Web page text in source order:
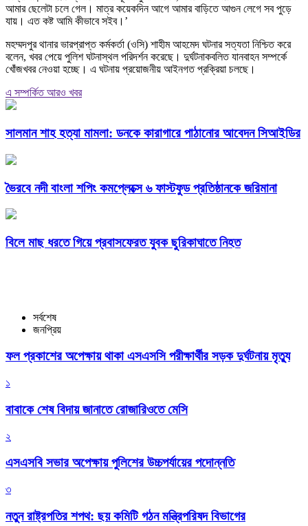
আমার ছেলেটা চলে গেল। মাত্র কয়েকদিন আগে আমার বাড়িতে আগুন লেগে সব পুড়ে
যায়। এত কষ্ট আমি কীভাবে সইব।’
মহম্মদপুর থানার ভারপ্রাপ্ত কর্মকর্তা (ওসি) শাহীম আহমেদ ঘটনার সত্যতা নিশ্চিত করে
বলেন, খবর পেয়ে পুলিশ ঘটনাস্থল পরিদর্শন করেছে। দুর্ঘটনাকবলিত যানবাহন সম্পর্কে
খোঁজখবর নেওয়া হচ্ছে। এ ঘটনায় প্রয়োজনীয় আইনগত প্রক্রিয়া চলছে।
এ সম্পর্কিত আরও খবর
সালমান শাহ হত্যা মামলা: ডনকে কারাগারে পাঠানোর আবেদন সিআইডির
ভৈরবে নদী বাংলা শপিং কমপ্লেক্সে ৬ ফাস্টফুড প্রতিষ্ঠানকে জরিমানা
বিলে মাছ ধরতে গিয়ে প্রবাসফেরত যুবক ছুরিকাঘাতে নিহত
সর্বশেষ
জনপ্রিয়
ফল প্রকাশের অপেক্ষায় থাকা এসএসসি পরীক্ষার্থীর সড়ক দুর্ঘটনায় মৃত্যু
১
বাবাকে শেষ বিদায় জানাতে রোজারিওতে মেসি
২
এসএসবি সভার অপেক্ষায় পুলিশের উচ্চপর্যায়ের পদোন্নতি
৩
নতুন রাষ্ট্রপতির শপথ: ছয় কমিটি গঠন মন্ত্রিপরিষদ বিভাগের